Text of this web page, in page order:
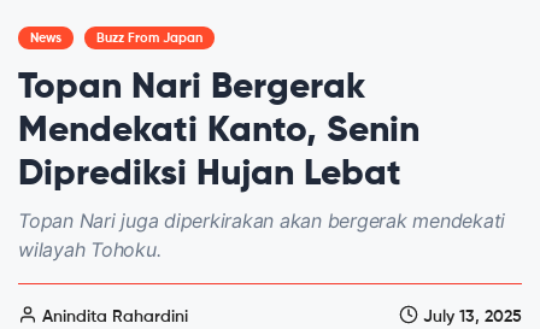
News Buzz From Japan
Topan Nari Bergerak
Mendekati Kanto, Senin
Diprediksi Hujan Lebat
Topan Nari juga diperkirakan akan bergerak mendekati
wilayah Tohoku.
Anindita Rahardini July 13, 2025